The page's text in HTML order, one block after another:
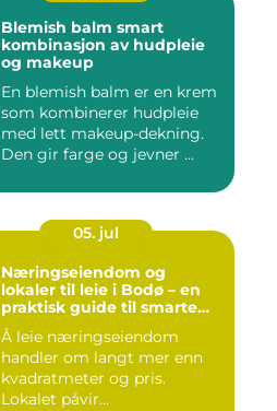
Blemish balm smart
kombinasjon av hudpleie
og makeup
En blemish balm er en krem
som kombinerer hudpleie
med lett makeup-dekning.
Den gir farge og jevner ...
05. jul
Næringseiendom og
lokaler til leie i Bodø – en
praktisk guide til smarte
valg
Å leie næringseiendom
handler om langt mer enn
kvadratmeter og pris.
Lokalet påvir...